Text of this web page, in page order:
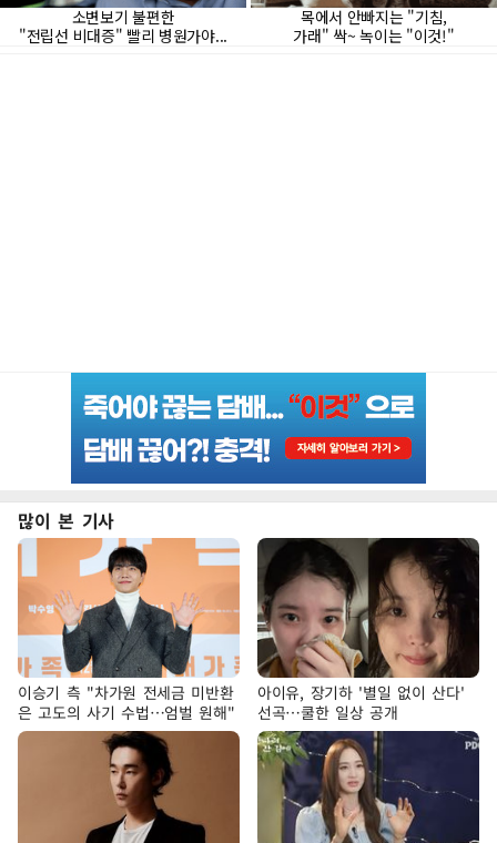
많이 본 기사
이승기 측 "차가원 전세금 미반환
은 고도의 사기 수법…엄벌 원해"
아이유, 장기하 '별일 없이 산다'
선곡…쿨한 일상 공개